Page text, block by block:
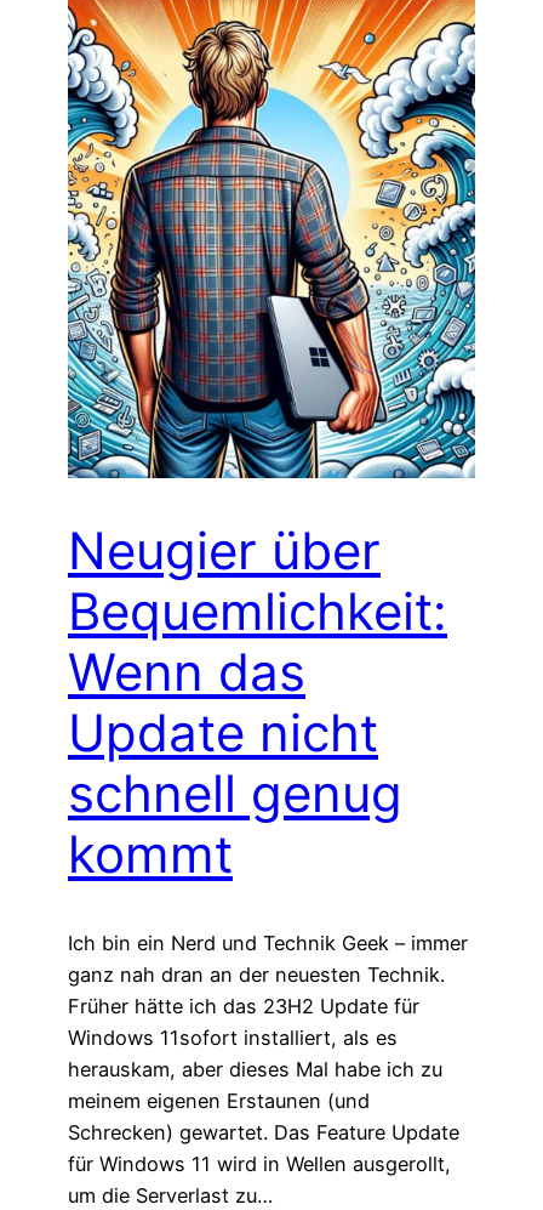
Neugier über
Bequemlichkeit:
Wenn das
Update nicht
schnell genug
kommt
Ich bin ein Nerd und Technik Geek – immer
ganz nah dran an der neuesten Technik.
Früher hätte ich das 23H2 Update für
Windows 11sofort installiert, als es
herauskam, aber dieses Mal habe ich zu
meinem eigenen Erstaunen (und
Schrecken) gewartet. Das Feature Update
für Windows 11 wird in Wellen ausgerollt,
um die Serverlast zu…